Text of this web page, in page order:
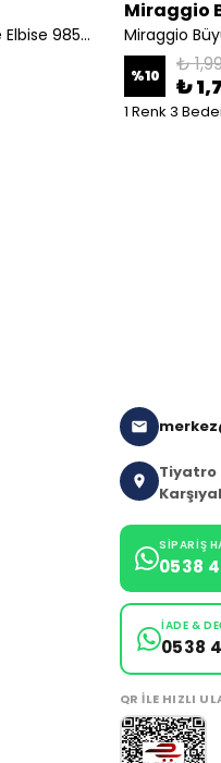
Miraggio Büyük Beden Abiye Elbise 98507 LACİVERT
%10 ₺
₺
1 Renk 3
Tiyatro
SIPARIŞ
0538
İADE &
0538
QR ILE HIZLI